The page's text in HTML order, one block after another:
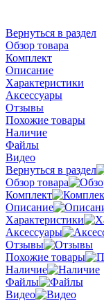
Вернуться в раздел
Обзор товара
Комплект
Описание
Характеристики
Аксессуары
Отзывы
Похожие товары
Наличие
Файлы
Видео
Вернуться в раздел
Обзор товара
Комплект
Описание
Характеристики
Аксессуары
Отзывы
Похожие товары
Наличие
Файлы
Видео